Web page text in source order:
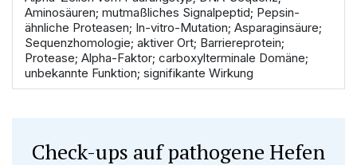
Aminosäuren; mutmaßliches Signalpeptid; Pepsin-
ähnliche Proteasen; In-vitro-Mutation; Asparaginsäure;
Sequenzhomologie; aktiver Ort; Barriereprotein;
Protease; Alpha-Faktor; carboxylterminale Domäne;
unbekannte Funktion; signifikante Wirkung
Check-ups auf pathogene Hefen